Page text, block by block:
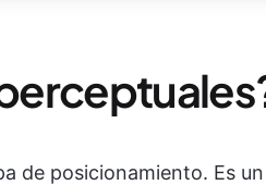
de posicionamiento. Es